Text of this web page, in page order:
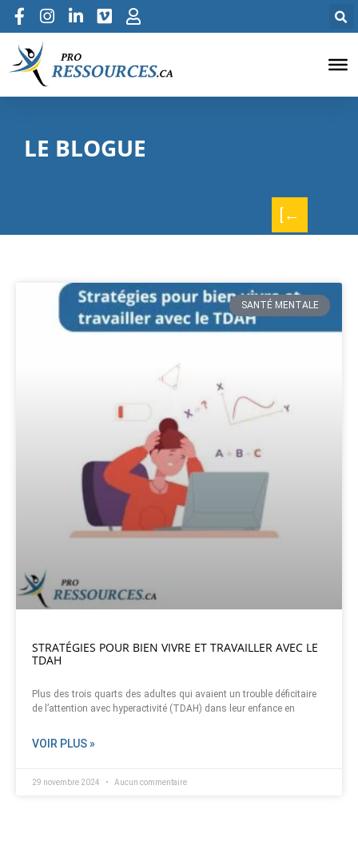
LE BLOGUE
[←
SANTÉ MENTALE
STRATÉGIES POUR BIEN VIVRE ET TRAVAILLER AVEC LE
TDAH
Plus des trois quarts des adultes qui avaient un trouble déficitaire
de l’attention avec hyperactivité (TDAH) dans leur enfance en
VOIR PLUS »
29 novembre 2024 Aucun commentaire